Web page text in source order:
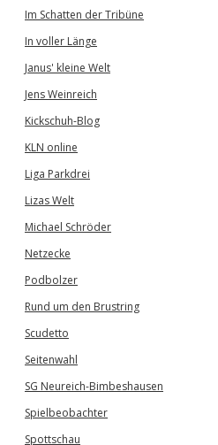
Im Schatten der Tribüne
In voller Länge
Janus' kleine Welt
Jens Weinreich
Kickschuh-Blog
KLN online
Liga Parkdrei
Lizas Welt
Michael Schröder
Netzecke
Podbolzer
Rund um den Brustring
Scudetto
Seitenwahl
SG Neureich-Bimbeshausen
Spielbeobachter
Spottschau